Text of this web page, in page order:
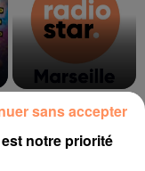
ASAF AVIDAN
One Day
notre priorité
sans accepter